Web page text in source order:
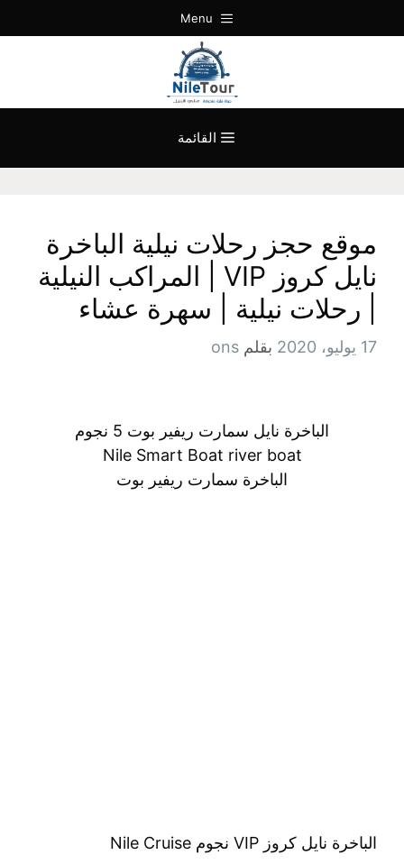
إلى
Menu
القائمة
موقع حجز رحلات نيلية الباخرة
نايل كروز VIP | المراكب النيلية
| رحلات نيلية | سهرة عشاء
17 يوليو، 2020 بقلم ons
الباخرة نايل سمارت ريفير بوت 5 نجوم
Nile Smart Boat river boat
الباخرة سمارت ريفير بوت
الباخرة نايل كروز VIP نجوم Nile Cruise